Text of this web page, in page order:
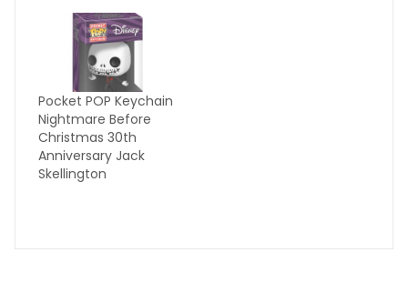
Pocket POP Keychain
Nightmare Before
Christmas 30th
Anniversary Jack
Skellington